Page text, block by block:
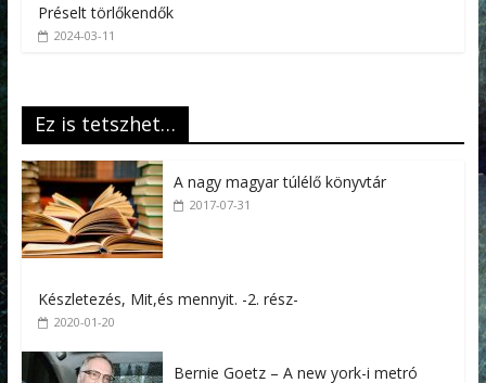
Préselt törlőkendők
2024-03-11
Ez is tetszhet…
A nagy magyar túlélő könyvtár
2017-07-31
Készletezés, Mit,és mennyit. -2. rész-
2020-01-20
Bernie Goetz – A new york-i metró